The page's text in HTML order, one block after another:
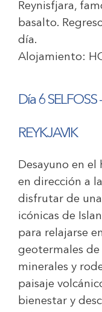
Reynisfjara,
basalto.
día.
Alojamiento:
Día 6
REYKJAVIK
Desayuno en el
en dirección a
disfrutar de
icónicas de
para relajarse
geotermales de
minerales y
paisaje
bienestar y